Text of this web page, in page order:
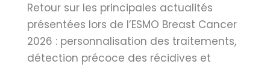
Retour sur les principales actualités
présentées lors de l’ESMO Breast Cancer
2026 : personnalisation des traitements,
détection précoce des récidives et